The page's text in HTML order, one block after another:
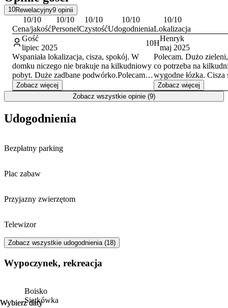
Obiekt akceptuje pobyt ze zwierzętami domowymi. Płatności na
miejscu przyjmowane są w formie gotówki.
10Rewelacyjny9 opinii
10/10
Cena/jakość
10/10
Personel
10/10
Czystość
10/10
Udogodnienia
10/10
Lokalizacja
Gość
lipiec 2025
10
Wspaniała lokalizacja, cisza, spokój. W
domku niczego nie brakuje na kilkudniowy
pobyt. Duże zadbane podwórko.Polecam
dla rodzin z dziećmi. Piłki, rakiety do
badmintona, zabawki w piaskownicy,
trampolina, wszystko czego potrzeba dla
gospodarze, wygodne łóżka. POLECAM!!!
Zobacz więcej
H
Henryk
maj 2025
Polecam. Dużo
co potrzeba na
wygodne łózka. Cisza
Zobacz więcej
Zobacz wszystkie opinie (9)
Wybierz daty
Wybierz daty
Udogodnienia
Bezpłatny parking
Plac zabaw
Przyjazny zwierzętom
Telewizor
Zobacz wszystkie udogodnienia (18)
Wypoczynek, rekreacja
Boisko
Siatkówka